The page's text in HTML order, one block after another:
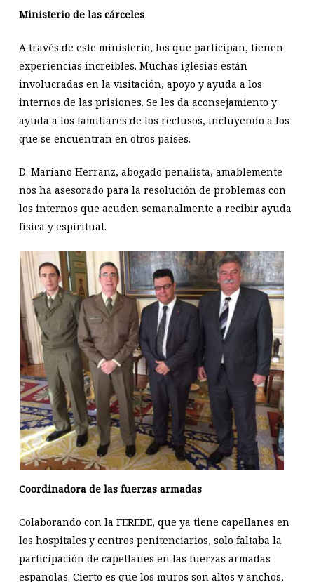
Ministerio de las cárceles
A través de este ministerio, los que participan, tienen
experiencias increibles. Muchas iglesias están
involucradas en la visitación, apoyo y ayuda a los
internos de las prisiones. Se les da aconsejamiento y
ayuda a los familiares de los reclusos, incluyendo a los
que se encuentran en otros países.
D. Mariano Herranz, abogado penalista, amablemente
nos ha asesorado para la resolución de problemas con
los internos que acuden semanalmente a recibir ayuda
física y espiritual.
Coordinadora de las fuerzas armadas
Colaborando con la FEREDE, que ya tiene capellanes en
los hospitales y centros penitenciarios, solo faltaba la
participación de capellanes en las fuerzas armadas
españolas. Cierto es que los muros son altos y anchos,